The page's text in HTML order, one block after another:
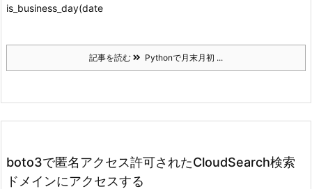
is_business_day(date
記事を読む Pythonで月末月初 ...
boto3で匿名アクセス許可されたCloudSearch検索
ドメインにアクセスする